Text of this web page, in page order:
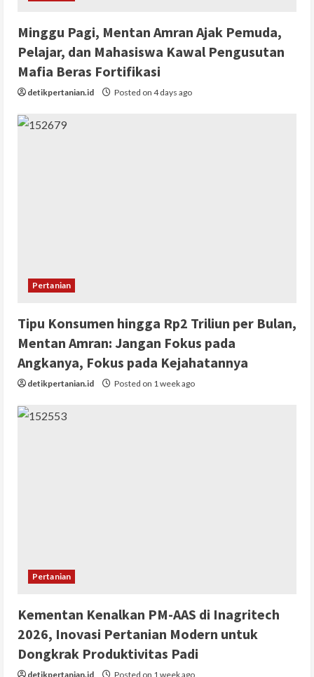
Minggu Pagi, Mentan Amran Ajak Pemuda,
Pelajar, dan Mahasiswa Kawal Pengusutan
Mafia Beras Fortifikasi
detikpertanian.id Posted on 4 days ago
Pertanian
Tipu Konsumen hingga Rp2 Triliun per Bulan,
Mentan Amran: Jangan Fokus pada
Angkanya, Fokus pada Kejahatannya
detikpertanian.id Posted on 1 week ago
Pertanian
Kementan Kenalkan PM-AAS di Inagritech
2026, Inovasi Pertanian Modern untuk
Dongkrak Produktivitas Padi
detikpertanian.id Posted on 1 week ago